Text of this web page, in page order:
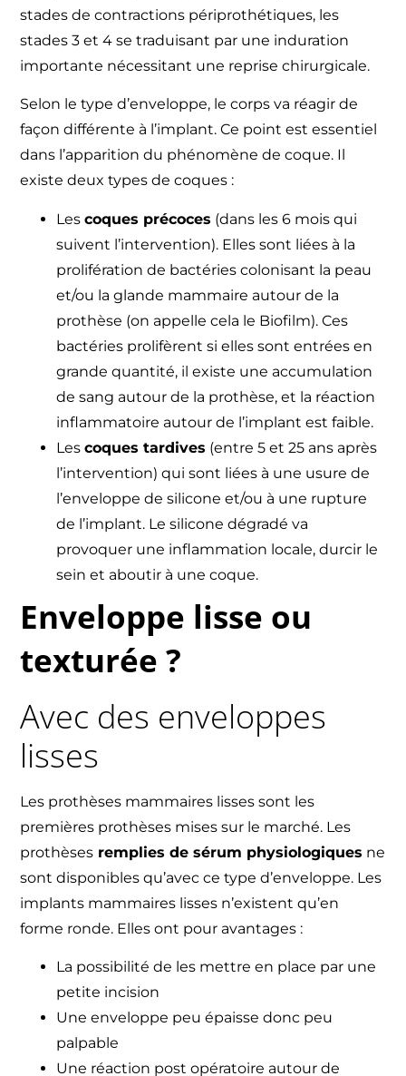
stades de contractions périprothétiques, les
stades 3 et 4 se traduisant par une induration
importante nécessitant une reprise chirurgicale.
Selon le type d’enveloppe, le corps va réagir de
façon différente à l’implant. Ce point est essentiel
dans l’apparition du phénomène de coque. Il
existe deux types de coques :
Lescoques précoces (dans les 6 mois qui
suivent l’intervention). Elles sont liées à la
prolifération de bactéries colonisant la peau
et/ou la glande mammaire autour de la
prothèse (on appelle cela le Biofilm). Ces
bactéries prolifèrent si elles sont entrées en
grande quantité, il existe une accumulation
de sang autour de la prothèse, et la réaction
inflammatoire autour de l’implant est faible.
Lescoques tardives (entre 5 et 25 ans après
l’intervention) qui sont liées à une usure de
l’enveloppe de silicone et/ou à une rupture
de l’implant. Le silicone dégradé va
provoquer une inflammation locale, durcir le
sein et aboutir à une coque.
Enveloppe lisse ou
texturée ?
Avec des enveloppes
lisses
Les prothèses mammaires lisses sont les
premières prothèses mises sur le marché. Les
prothèses remplies de sérum physiologiques ne
sont disponibles qu’avec ce type d’enveloppe. Les
implants mammaires lisses n’existent qu’en
forme ronde. Elles ont pour avantages :
La possibilité de les mettre en place par une
petite incision
Une enveloppe peu épaisse donc peu
palpable
Une réaction post opératoire autour de